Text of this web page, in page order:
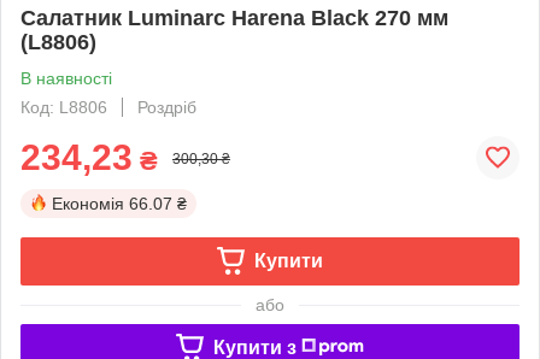
Салатник Luminarc Harena Black 270 мм
(L8806)
В наявності
Код: L8806
Роздріб
234,23 ₴ 300,30 ₴
Економія 66.07 ₴
Купити
або
Купити з